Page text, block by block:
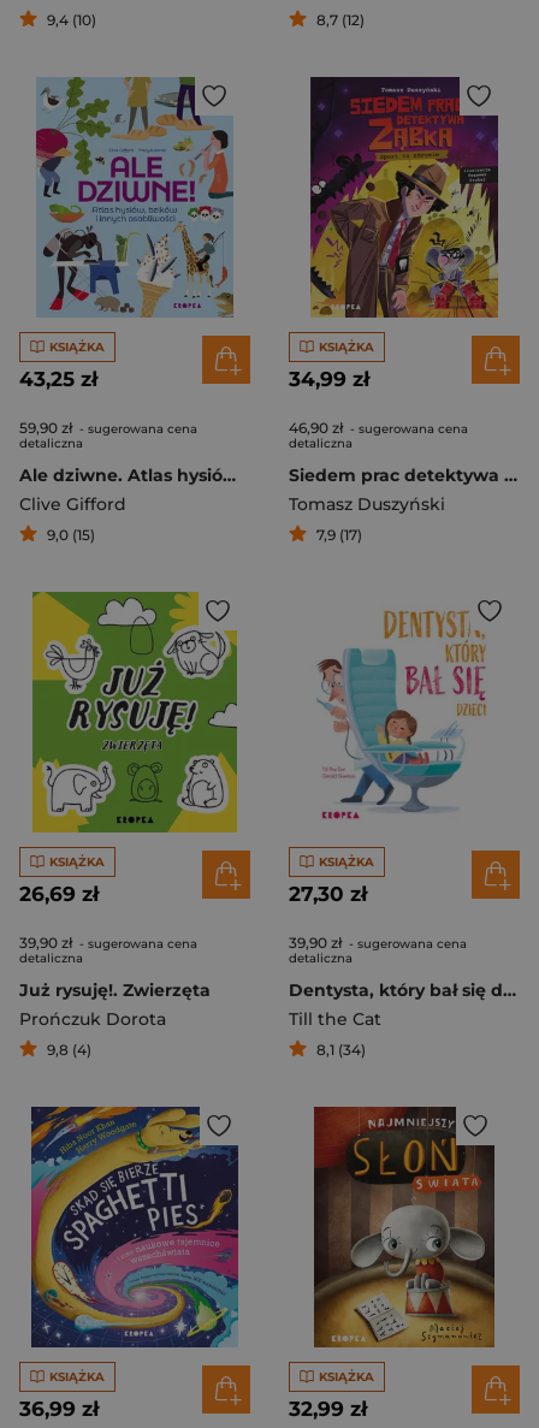
9,4 (10) 8,7 (12)
KSIĄŻKA
43,25 zł
59,90 zł - sugerowana cena
detaliczna
Ale dziwne. Atlas hysiów, bzików i innych osobliwości
Clive Gifford
9,0 (15)
KSIĄŻKA
34,99 zł
46,90 zł - sugerowana cena
detaliczna
Siedem prac detektywa Ząbka. Sport to zdrowie!
Tomasz Duszyński
7,9 (17)
KSIĄŻKA
26,69 zł
39,90 zł - sugerowana cena
detaliczna
Już rysuję!. Zwierzęta
Prończuk Dorota
9,8 (4)
KSIĄŻKA
27,30 zł
39,90 zł - sugerowana cena
detaliczna
Dentysta, który bał się dzieci
Till the Cat
8,1 (34)
KSIĄŻKA
36,99 zł
KSIĄŻKA
32,99 zł